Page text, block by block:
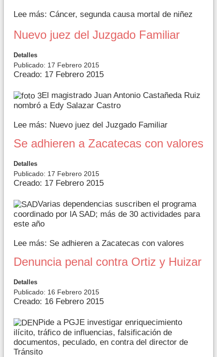
Lee más: Cáncer, segunda causa mortal de niñez
Nuevo juez del Juzgado Familiar
Detalles
Publicado: 17 Febrero 2015
Creado: 17 Febrero 2015
El magistrado Juan Antonio Castañeda Ruiz
nombró a Edy Salazar Castro
Lee más: Nuevo juez del Juzgado Familiar
Se adhieren a Zacatecas con valores
Detalles
Publicado: 17 Febrero 2015
Creado: 17 Febrero 2015
Varias dependencias suscriben el programa
coordinado por lA SAD; más de 30 actividades para
este año
Lee más: Se adhieren a Zacatecas con valores
Denuncia penal contra Ortiz y Huizar
Detalles
Publicado: 16 Febrero 2015
Creado: 16 Febrero 2015
Pide a PGJE investigar enriquecimiento
ilícito, tráfico de influencias, falsificación de
documentos, peculado, en contra del director de
Tránsito